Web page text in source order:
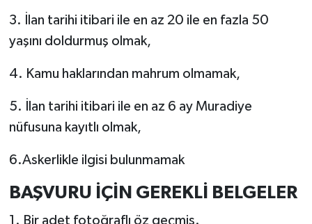
3. İlan tarihi itibari ile en az 20 ile en fazla 50
yaşını doldurmuş olmak,
4. Kamu haklarından mahrum olmamak,
5. İlan tarihi itibari ile en az 6 ay Muradiye
nüfusuna kayıtlı olmak,
6.Askerlikle ilgisi bulunmamak
BAŞVURU İÇİN GEREKLİ BELGELER
1. Bir adet fotoğraflı öz geçmiş.